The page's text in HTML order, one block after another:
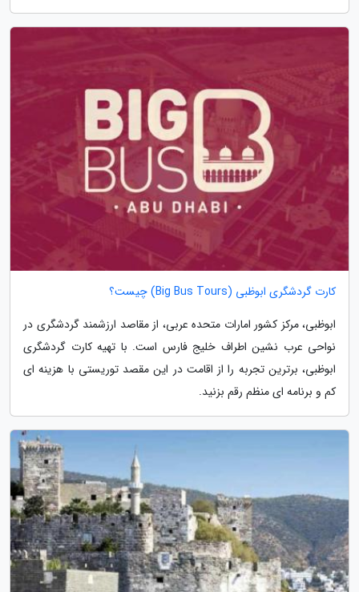
کارت گردشگری ابوظبی (Big Bus Tours) چیست؟
ابوظبی، مرکز کشور امارات متحده عربی، از مقاصد ارزشمند گردشگری در
نواحی عرب نشین اطراف خلیج فارس است. با تهیه کارت گردشگری
ابوظبی، برترین تجربه را از اقامت در این مقصد توریستی با هزینه ای
کم و برنامه ای منظم رقم بزنید.